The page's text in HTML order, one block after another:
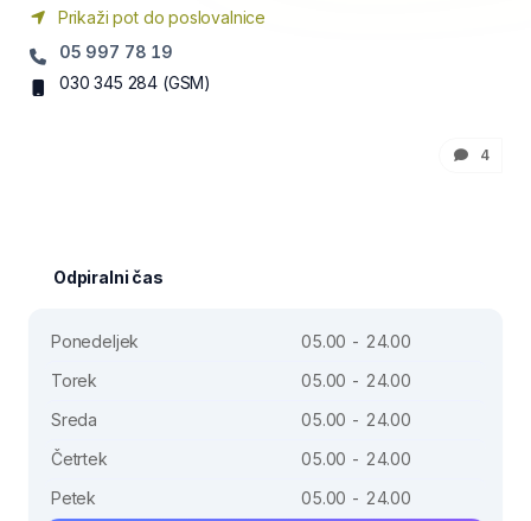
Prikaži pot do poslovalnice
05 997 78 19
030 345 284 (GSM)
4
Odpiralni čas
Ponedeljek
05.00 - 24.00
Torek
05.00 - 24.00
Sreda
05.00 - 24.00
Četrtek
05.00 - 24.00
Petek
05.00 - 24.00